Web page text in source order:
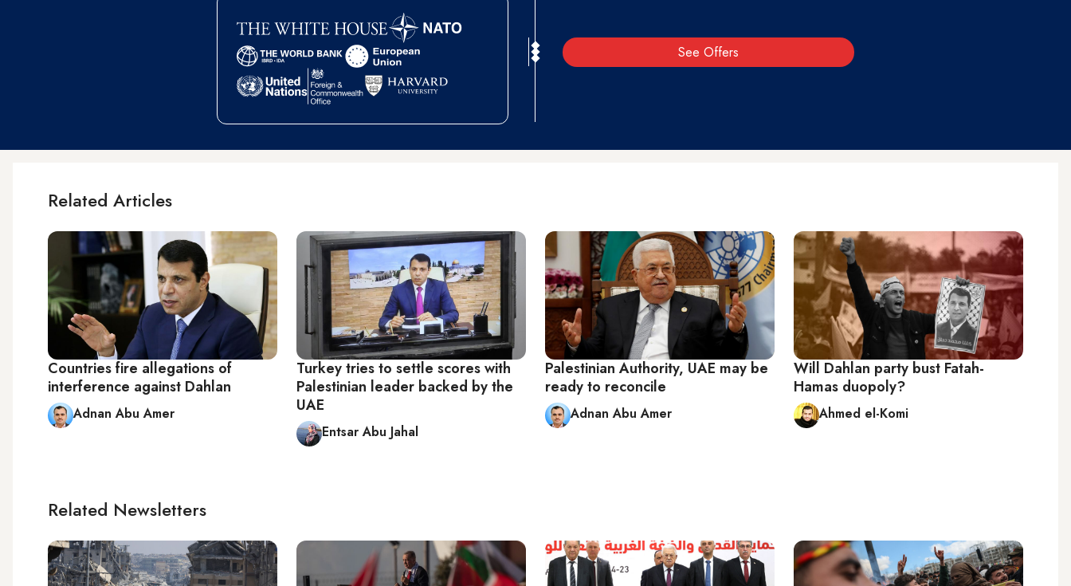
See Offers
Related Articles
Countries fire allegations of
interference against Dahlan
Adnan Abu Amer
Turkey tries to settle scores with
Palestinian leader backed by the
UAE
Entsar Abu Jahal
Palestinian Authority, UAE may be
ready to reconcile
Adnan Abu Amer
Will Dahlan party bust Fatah-
Hamas duopoly?
Ahmed el-Komi
Related Newsletters